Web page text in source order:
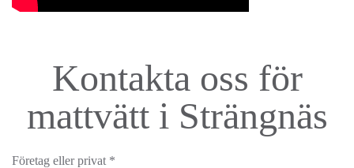
Kontakta oss för
mattvätt i Strängnäs
Företag eller privat *